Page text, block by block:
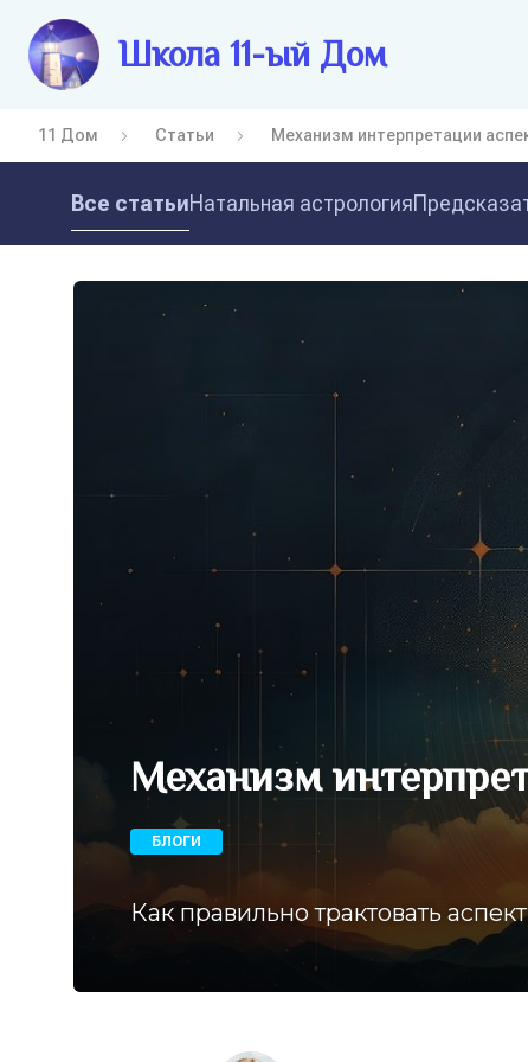
Школа 11-ый Дом
11 Дом Статьи Механизм интерпретации
Все статьиНатальная астрология
Механизм
БЛОГИ
Как правильно трактовать